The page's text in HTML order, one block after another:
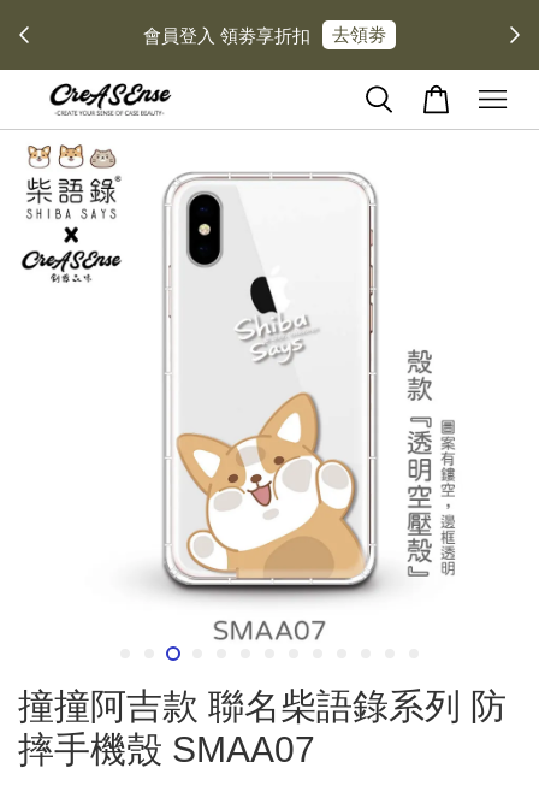
會員登入 領劵享折扣 去領劵
撞撞阿吉款 聯名柴語錄系列 防
摔手機殼 SMAA07